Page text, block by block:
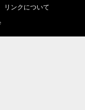
リンクについて